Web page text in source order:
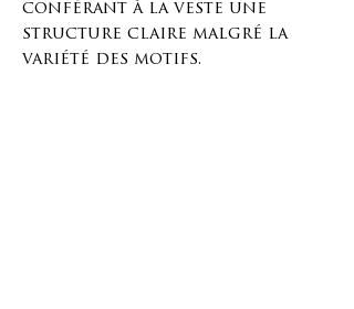
conférant à la veste une
structure claire malgré la
variété des motifs.